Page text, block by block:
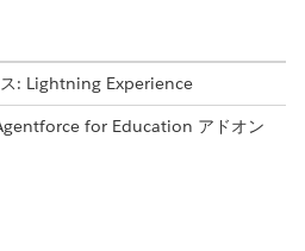
: Lightning Experience
for Education アドオン
Agentforce for Education アドオン